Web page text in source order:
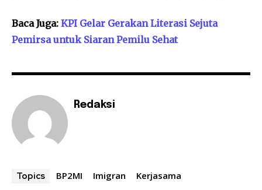
Baca Juga: KPI Gelar Gerakan Literasi Sejuta
Pemirsa untuk Siaran Pemilu Sehat
Redaksi
Topics BP2MI Imigran Kerjasama